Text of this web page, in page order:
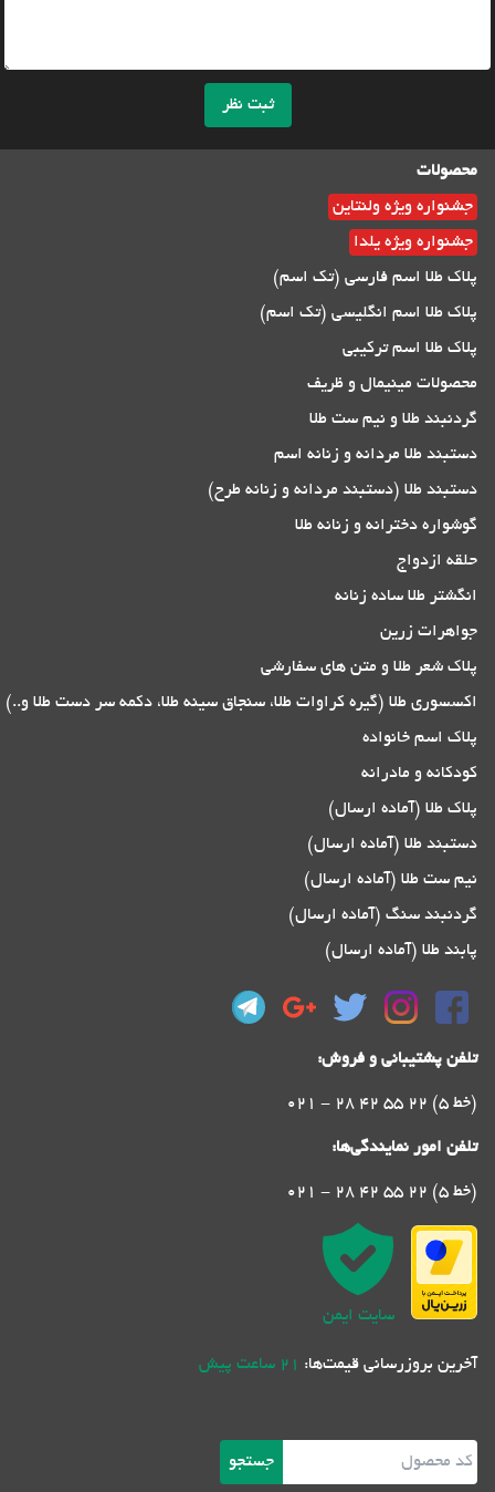
ثبت نظر
محصولات
جشنواره ویژه ولنتاین
جشنواره ویژه یلدا
پلاک طلا اسم فارسی (تک اسم)
پلاک طلا اسم انگلیسی (تک اسم)
پلاک طلا اسم ترکیبی
محصولات مینیمال و ظریف
گردنبند طلا و نیم ست طلا
دستبند طلا مردانه و زنانه اسم
دستبند طلا (دستبند مردانه و زنانه طرح)
گوشواره دخترانه و زنانه طلا
حلقه ازدواج
انگشتر طلا ساده زنانه
جواهرات زرین
پلاک شعر طلا و متن های سفارشی
اکسسوری طلا (گیره کراوات طلا، سنجاق سینه طلا، دکمه سر دست طلا و..)
پلاک اسم خانواده
کودکانه و مادرانه
پلاک طلا (آماده ارسال)
دستبند طلا (آماده ارسال)
نیم ست طلا (آماده ارسال)
گردنبند سنگ (آماده ارسال)
پابند طلا (آماده ارسال)
تلفن پشتیبانی و فروش:
021 - 28 42 55 22 (5 خط)
تلفن امور نمایندگی‌ها:
021 - 28 42 55 22 (5 خط)
سایت ایمن
آخرین بروزرسانی قیمت‌ها: 21 ساعت پیش
جستجو